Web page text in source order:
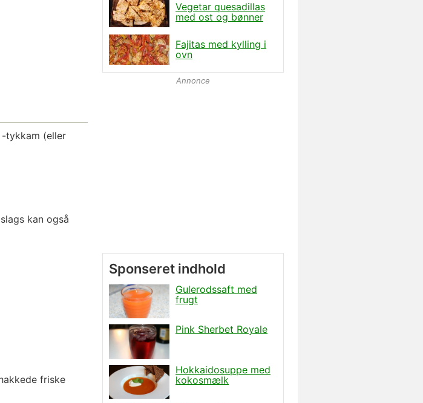
tykkam (eller
kan også
friske
Vegetar quesadillas
med ost og bønner
Fajitas med kylling i
ovn
Annonce